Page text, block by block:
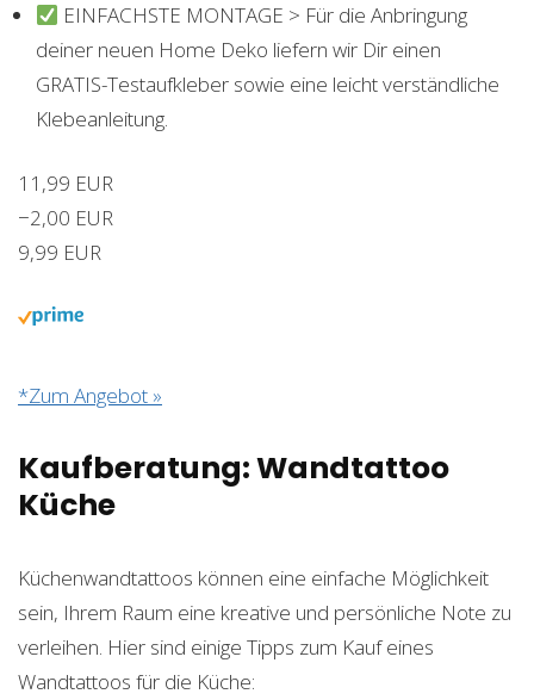
EINFACHSTE MONTAGE > Für die Anbringung
deiner neuen Home Deko liefern wir Dir einen
GRATIS-Testaufkleber sowie eine leicht verständliche
Klebeanleitung.
11,99 EUR
−2,00 EUR
9,99 EUR
*Zum Angebot »
Kaufberatung: Wandtattoo
Küche
Küchenwandtattoos können eine einfache Möglichkeit
sein, Ihrem Raum eine kreative und persönliche Note zu
verleihen. Hier sind einige Tipps zum Kauf eines
Wandtattoos für die Küche: